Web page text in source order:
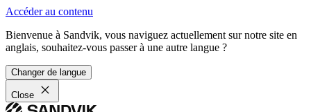
Accéder au contenu
Bienvenue à Sandvik, vous naviguez actuellement sur notre site en
anglais, souhaitez-vous passer à une autre langue ?
Changer de langue
Close